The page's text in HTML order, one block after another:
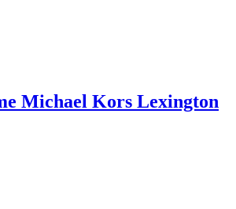
Michael Kors Lexington